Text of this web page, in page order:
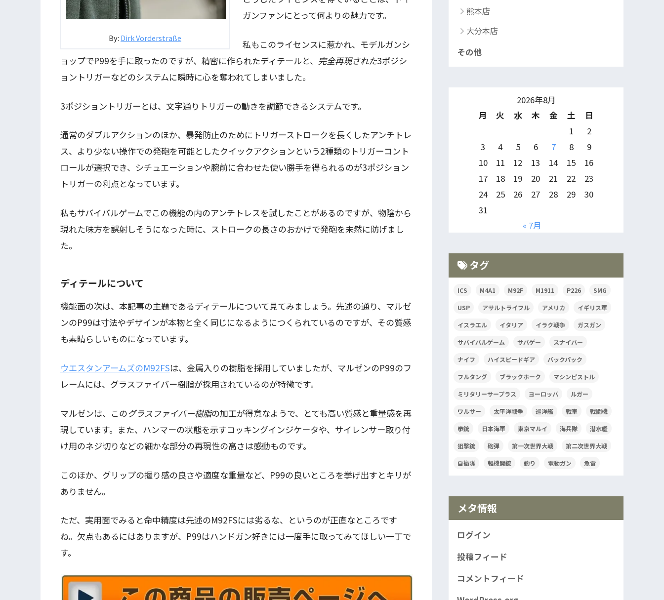
By: Dirk Vorderstraße
ガンファンにとって何よりの魅力です。
私もこのライセンスに惹かれ、モデルガンシ
ョップでP99を手に取ったのですが、精密に作られたディテールと、 完全再現された3ポジシ
ョントリガーなどのシステムに瞬時に心を奪われてしまいました。
3ポジショントリガーとは、文字通りトリガーの動きを調節できるシステムです。
通常のダブルアクションのほか、暴発防止のためにトリガーストロークを長くしたアンチトレ
ス、より少ない操作での発砲を可能としたクイックアクションという2種類のトリガーコント
ロールが選択でき、シチュエーションや腕前に合わせた使い勝手を得られるのが3ポジション
トリガーの利点となっています。
私もサバイバルゲームでこの機能の内のアンチトレスを試したことがあるのですが、物陰から
現れた味方を誤射しそうになった時に、ストロークの長さのおかげで発砲を未然に防げまし
た。
ディテールについて
機能面の次は、本記事の主題であるディテールについて見てみましょう。先述の通り、マルゼ
ンのP99は寸法やデザインが本物と全く同じになるようにつくられているのですが、その質感
も素晴らしいものになっています。
ウエスタンアームズのM92FSは、金属入りの樹脂を採用していましたが、マルゼンのP99のフ
レームには、グラスファイバー樹脂が採用されているのが特徴です。
マルゼンは、このグラスファイバー樹脂の加工が得意なようで、とても高い質感と重量感を再
現しています。また、ハンマーの状態を示すコッキングインジケータや、サイレンサー取り付
け用のネジ切りなどの細かな部分の再現性の高さは感動ものです。
このほか、グリップの握り感の良さや適度な重量など、P99の良いところを挙げ出すとキリが
ありません。
ただ、実用面でみると命中精度は先述のM92FSには劣るな、というのが正直なところです
ね。欠点もあるにはありますが、P99はハンドガン好きには一度手に取ってみてほしい一丁で
す。
熊本店
大分本店
その他
2026年8月
月
火 水 木 金 土
日
1
2
3
4 5 6 7 8
9
10
11 12 13 14 15
16
17
18 19 20 21 22
23
24
25 26 27 28 29
30
31
« 7月
タグ
ICS M4A1 M92F M1911 P226 SMG
USP アサルトライフル アメリカ イギリス軍
イスラエル イタリア イラク戦争 ガスガン
サバイバルゲーム サバゲー スナイパー
ナイフ ハイスピードギア バックパック
フルタング ブラックホーク マシンピストル
ミリタリーサープラス ヨーロッパ ルガー
ワルサー 太平洋戦争 巡洋艦 戦車 戦闘機
拳銃 日本海軍 東京マルイ 海兵隊 潜水艦
狙撃銃 砲弾 第一次世界大戦 第二次世界大戦
自衛隊 軽機関銃 釣り 電動ガン 魚雷
メタ情報
ログイン
投稿フィード
コメントフィード